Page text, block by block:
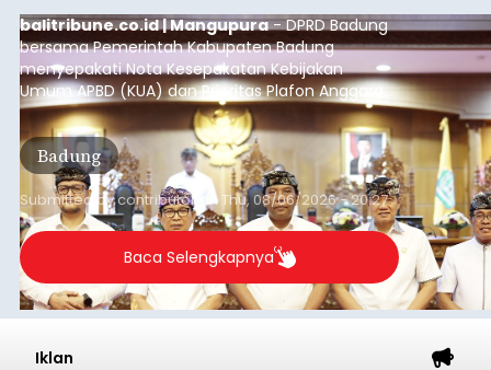
balitribune.co.id | Mangupura- DPRD Badung
bersama Pemerintah Kabupaten Badung
menyepakati Nota Kesepakatan Kebijakan
Umum APBD (KUA) dan Prioritas Plafon Anggaran
Sementara (PPAS) Tahun Anggaran 2027 dalam
rapat paripurna yang digelar di Gedung DPRD
Badung, Kamis (6/8/2026).
Badung
Submitted bycontributor onThu, 08/06/2026 - 20:27
Baca Selengkapnya
Iklan